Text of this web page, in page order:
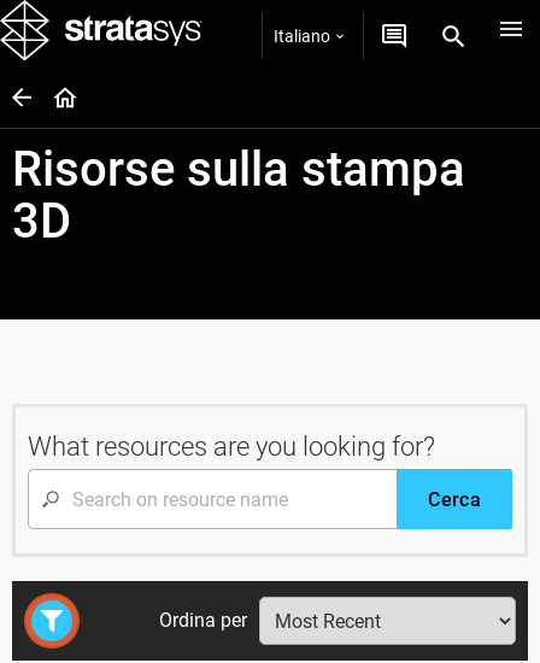
Italiano
Risorse sulla stampa
3D
What resources are you looking for?
Cerca
Ordina per